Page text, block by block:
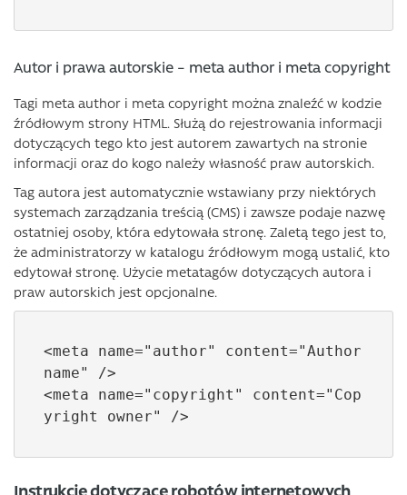
Autor i prawa autorskie – meta author i meta copyright
Tagi meta author i meta copyright można znaleźć w kodzie
źródłowym strony HTML. Służą do rejestrowania informacji
dotyczących tego kto jest autorem zawartych na stronie
informacji oraz do kogo należy własność praw autorskich.
Tag autora jest automatycznie wstawiany przy niektórych
systemach zarządzania treścią (CMS) i zawsze podaje nazwę
ostatniej osoby, która edytowała stronę. Zaletą tego jest to,
że administratorzy w katalogu źródłowym mogą ustalić, kto
edytował stronę. Użycie metatagów dotyczących autora i
praw autorskich jest opcjonalne.
<meta name="author" content="Author
name" />
<meta name="copyright" content="Cop
yright owner" />
Instrukcje dotyczące robotów internetowych